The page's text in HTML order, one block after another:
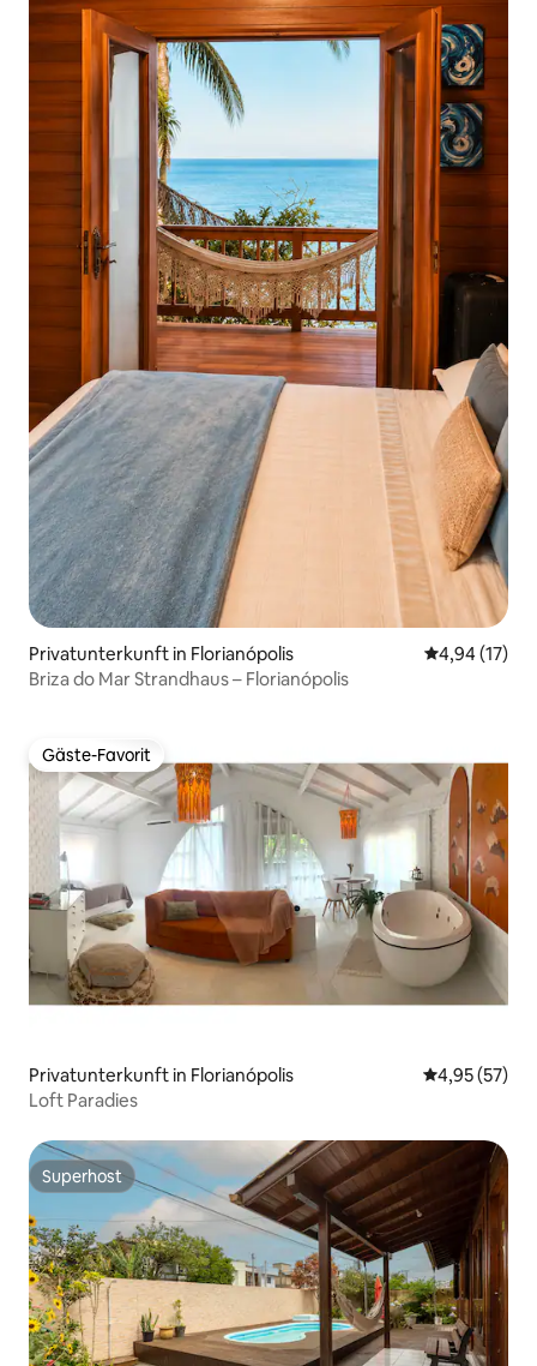
Privatunterkunft in Florianópolis
4,94 (17)
Briza do Mar Strandhaus – Florianópolis
Gäste-Favorit
Gäste-Favorit
Privatunterkunft in Florianópolis
4,95 (57)
Loft Paradies
Superhost
Superhost